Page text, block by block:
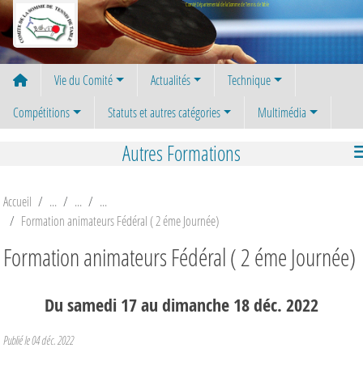
Comité Départemental de la Somme de Tennis de Table
Vie du Comité Actualités
Technique
Compétitions
Statuts et autres catégories Multimédia
Autres Formations
Accueil
Formation animateurs Fédéral ( 2 éme Journée)
Formation animateurs Fédéral ( 2 éme Journée)
Dusamedi17audimanche18déc.2022
Publié le04 déc. 2022
Panneau de gestion des cookies